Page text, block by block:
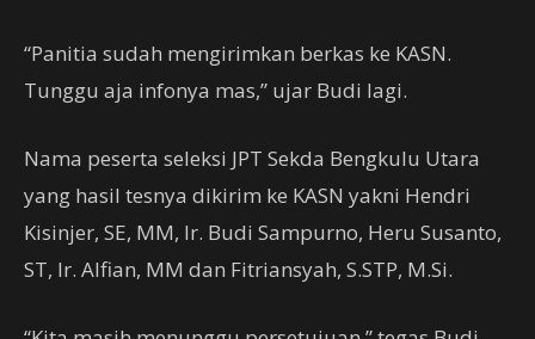
“Panitia sudah mengirimkan berkas ke KASN.
Tunggu aja infonya mas,” ujar Budi lagi.
Nama peserta seleksi JPT Sekda Bengkulu Utara
yang hasil tesnya dikirim ke KASN yakni Hendri
Kisinjer, SE, MM, Ir. Budi Sampurno, Heru Susanto,
ST, Ir. Alfian, MM dan Fitriansyah, S.STP, M.Si.